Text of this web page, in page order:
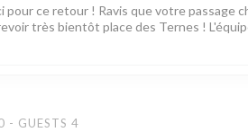
pour ce retour ! Ravis que votre passage
très bientôt place des Ternes !
- GUESTS 4